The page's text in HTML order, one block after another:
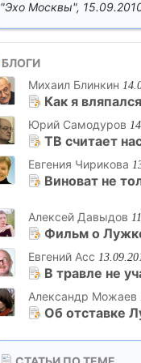
"Эхо Москвы",
БЛОГИ
Михаил Блинкин
Как я
Юрий Самодуров
ТВ считает
Евгения Чирикова
Виноват не
Алексей Давыдов
Фильм о
Евгений Асс
В травле не
Александр Можаев
Об отставке